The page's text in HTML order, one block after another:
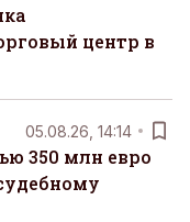
центр в
05.08.26, 14:14
350 млн евро